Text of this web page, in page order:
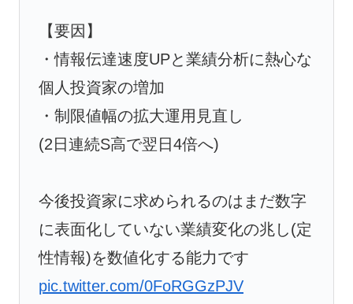
【要因】
・情報伝達速度UPと業績分析に熱心な
個人投資家の増加
・制限値幅の拡大運用見直し
(2日連続S高で翌日4倍へ)
今後投資家に求められるのはまだ数字
に表面化していない業績変化の兆し(定
性情報)を数値化する能力です
pic.twitter.com/0FoRGGzPJV